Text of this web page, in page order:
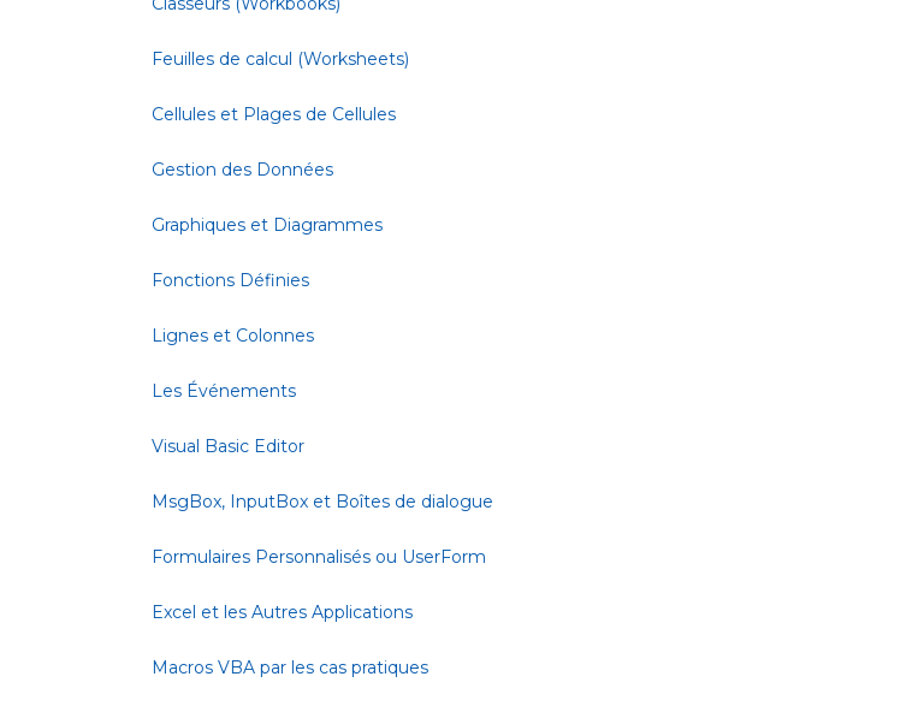
Feuilles de calcul (Worksheets)
Cellules et Plages de Cellules
Gestion des Données
Graphiques et Diagrammes
Fonctions Définies
Lignes et Colonnes
Les Événements
Visual Basic Editor
MsgBox, InputBox et Boîtes de dialogue
Formulaires Personnalisés ou UserForm
Excel et les Autres Applications
Macros VBA par les cas pratiques